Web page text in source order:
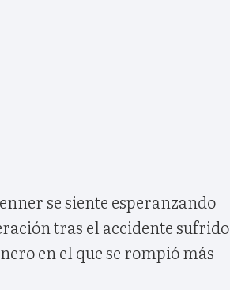
se siente esperanzando
tras el accidente sufrido
en el que se rompió más